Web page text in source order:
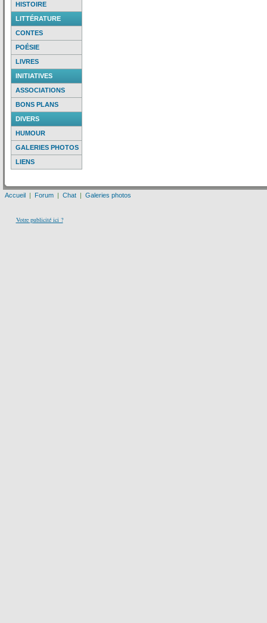
HISTOIRE
LITTÉRATURE
CONTES
POÉSIE
LIVRES
INITIATIVES
ASSOCIATIONS
BONS PLANS
DIVERS
HUMOUR
GALERIES PHOTOS
LIENS
Accueil | Forum | Chat | Galeries photos
Votre publicité ici ?